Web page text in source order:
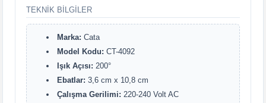
TEKNIK BILGILER
Marka: Cata
Model Kodu: CT-4092
Işık Açısı: 200°
Ebatlar: 3,6 cm x 10,8 cm
Çalışma Gerilimi: 220-240 Volt AC